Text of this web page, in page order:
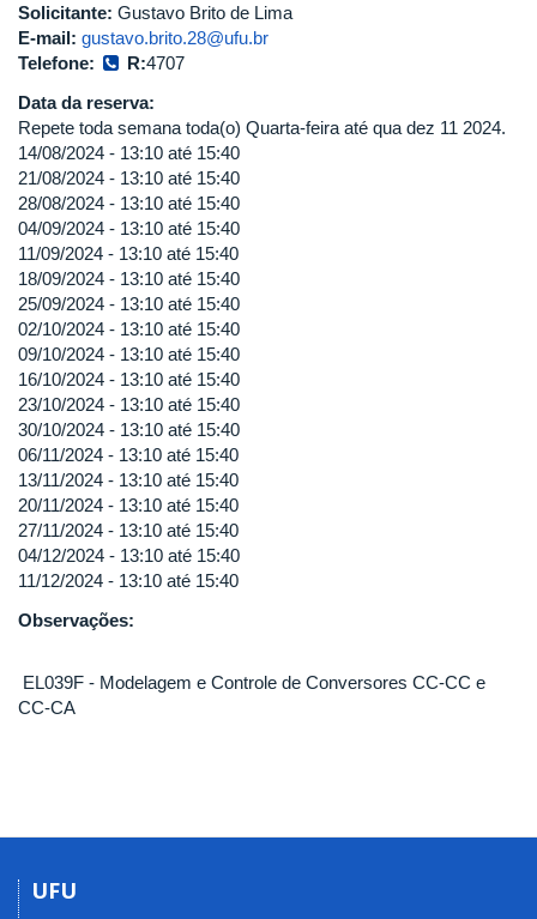
Solicitante: Gustavo Brito de Lima
E-mail: gustavo.brito.28@ufu.br
Telefone:
R:4707
Data da reserva:
Repete toda semana toda(o) Quarta-feira até qua dez 11 2024.
14/08/2024 - 13:10 até 15:40
21/08/2024 - 13:10 até 15:40
28/08/2024 - 13:10 até 15:40
04/09/2024 - 13:10 até 15:40
11/09/2024 - 13:10 até 15:40
18/09/2024 - 13:10 até 15:40
25/09/2024 - 13:10 até 15:40
02/10/2024 - 13:10 até 15:40
09/10/2024 - 13:10 até 15:40
16/10/2024 - 13:10 até 15:40
23/10/2024 - 13:10 até 15:40
30/10/2024 - 13:10 até 15:40
06/11/2024 - 13:10 até 15:40
13/11/2024 - 13:10 até 15:40
20/11/2024 - 13:10 até 15:40
27/11/2024 - 13:10 até 15:40
04/12/2024 - 13:10 até 15:40
11/12/2024 - 13:10 até 15:40
Observações:
EL039F - Modelagem e Controle de Conversores CC-CC e
CC-CA
UFU